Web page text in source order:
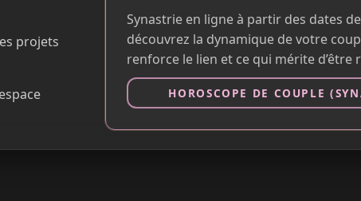
projets
Synastrie en ligne à partir des dates
découvrez la dynamique de votre
renforce le lien et ce qui mérite d’être
HOROSCOPE DE COUPLE